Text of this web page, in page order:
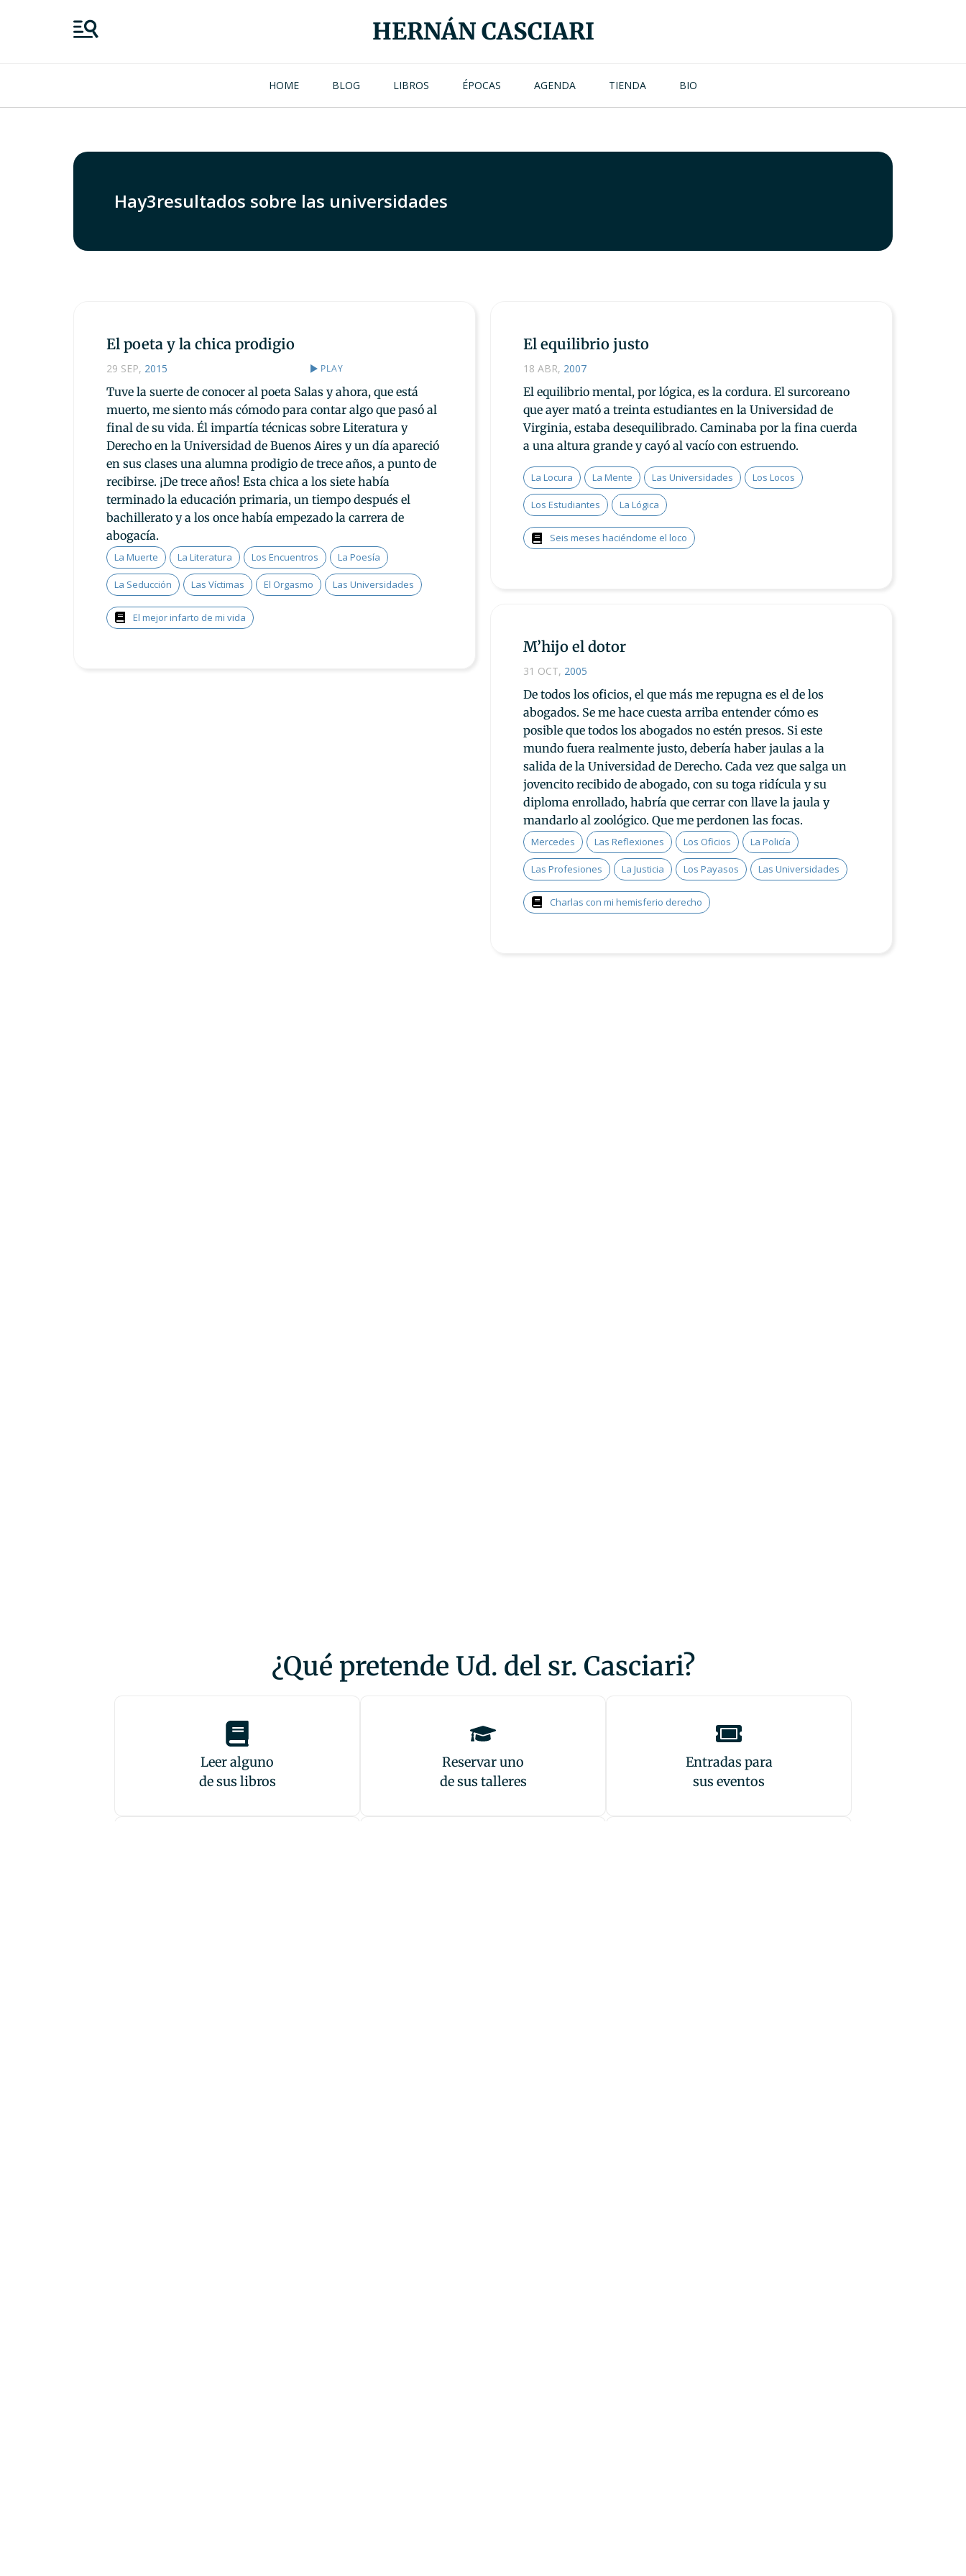
HERNÁN CASCIARI
HOME BLOG LIBROS ÉPOCAS AGENDA TIENDA BIO
Hay3resultados sobre las universidades
El poeta y la chica prodigio
29 SEP, 2015 PLAY
Tuve la suerte de conocer al poeta Salas y ahora, que está
muerto, me siento más cómodo para contar algo que pasó al
final de su vida. Él impartía técnicas sobre Literatura y
Derecho en la Universidad de Buenos Aires y un día apareció
en sus clases una alumna prodigio de trece años, a punto de
recibirse. ¡De trece años! Esta chica a los siete había
terminado la educación primaria, un tiempo después el
bachillerato y a los once había empezado la carrera de
abogacía.
La Muerte La Literatura Los Encuentros La Poesía
La Seducción Las Víctimas El Orgasmo Las Universidades
El mejor infarto de mi vida
El equilibrio justo
18 ABR, 2007
El equilibrio mental, por lógica, es la cordura. El surcoreano
que ayer mató a treinta estudiantes en la Universidad de
Virginia, estaba desequilibrado. Caminaba por la fina cuerda
a una altura grande y cayó al vacío con estruendo.
La Locura La Mente Las Universidades Los Locos
Los Estudiantes La Lógica
Seis meses haciéndome el loco
M’hijo el dotor
31 OCT, 2005
De todos los oficios, el que más me repugna es el de los
abogados. Se me hace cuesta arriba entender cómo es
posible que todos los abogados no estén presos. Si este
mundo fuera realmente justo, debería haber jaulas a la
salida de la Universidad de Derecho. Cada vez que salga un
jovencito recibido de abogado, con su toga ridícula y su
diploma enrollado, habría que cerrar con llave la jaula y
mandarlo al zoológico. Que me perdonen las focas.
Mercedes Las Reflexiones Los Oficios La Policía
Las Profesiones La Justicia Los Payasos Las Universidades
Charlas con mi hemisferio derecho
¿Qué pretende Ud. del sr. Casciari?
Leer alguno
de sus libros
Reservar uno
de sus talleres
Entradas para
sus eventos